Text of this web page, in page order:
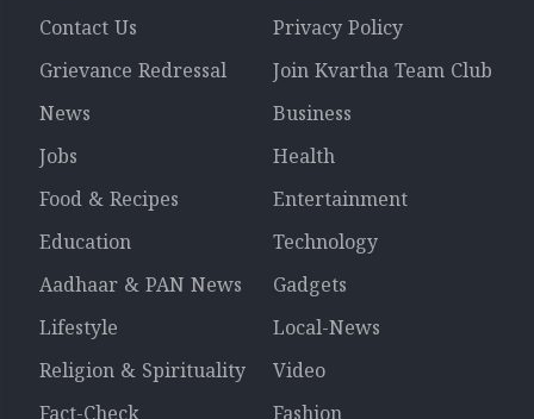
Contact Us
Privacy Policy
Grievance Redressal
Join Kvartha Team Club
News
Business
Jobs
Health
Food & Recipes
Entertainment
Education
Technology
Aadhaar & PAN News
Gadgets
Lifestyle
Local-News
Religion & Spirituality
Video